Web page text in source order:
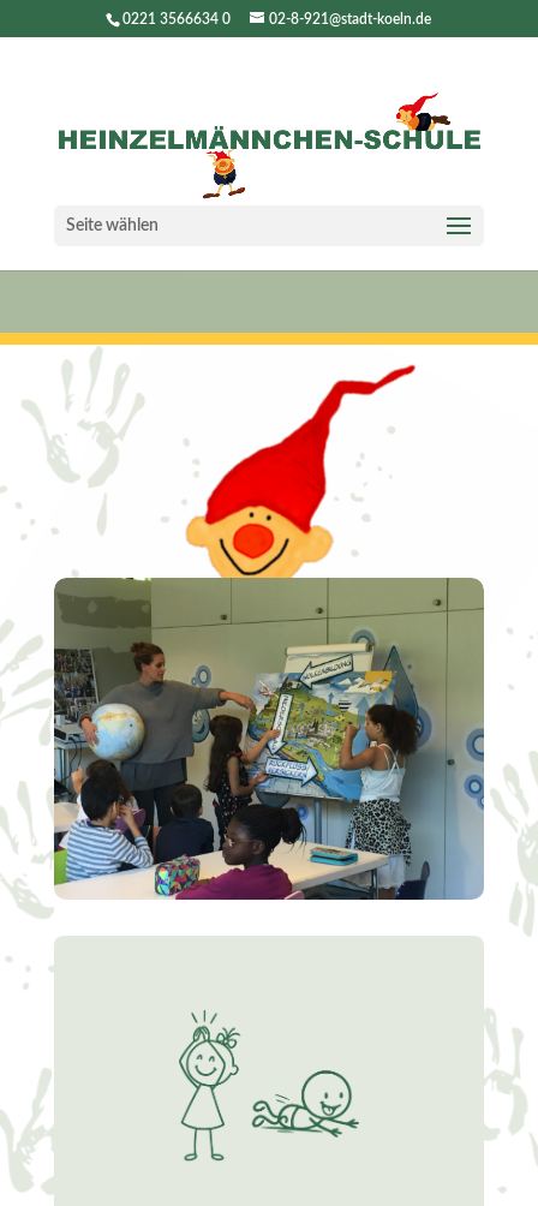
0221 3566634 0 02-8-921@stadt-koeln.de
Seite wählen